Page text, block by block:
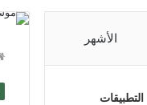
الأشهر
التطبيقات